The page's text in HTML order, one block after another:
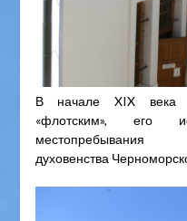
В начале XIX века
«флотским», его
духовенства